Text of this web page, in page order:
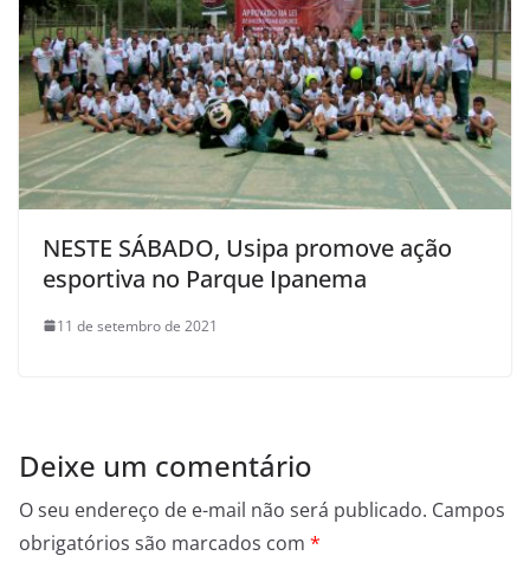
NESTE SÁBADO, Usipa promove ação
esportiva no Parque Ipanema
11 de setembro de 2021
Deixe um comentário
O seu endereço de e-mail não será publicado. Campos
obrigatórios são marcados com *